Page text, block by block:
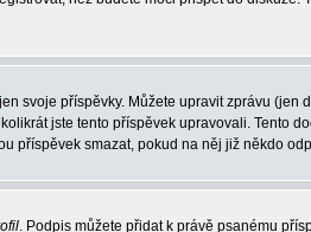
svoje příspěvky. Můžete upravit zprávu
jste tento příspěvek upravovali.
příspěvek smazat, pokud na něj již někdo
. Podpis můžete přidat k právě psanému